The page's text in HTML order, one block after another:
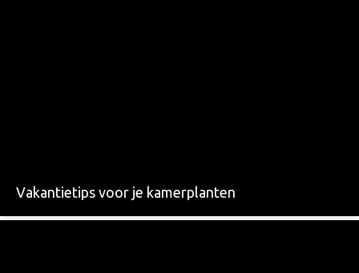
Vakantietips voor je kamerplanten